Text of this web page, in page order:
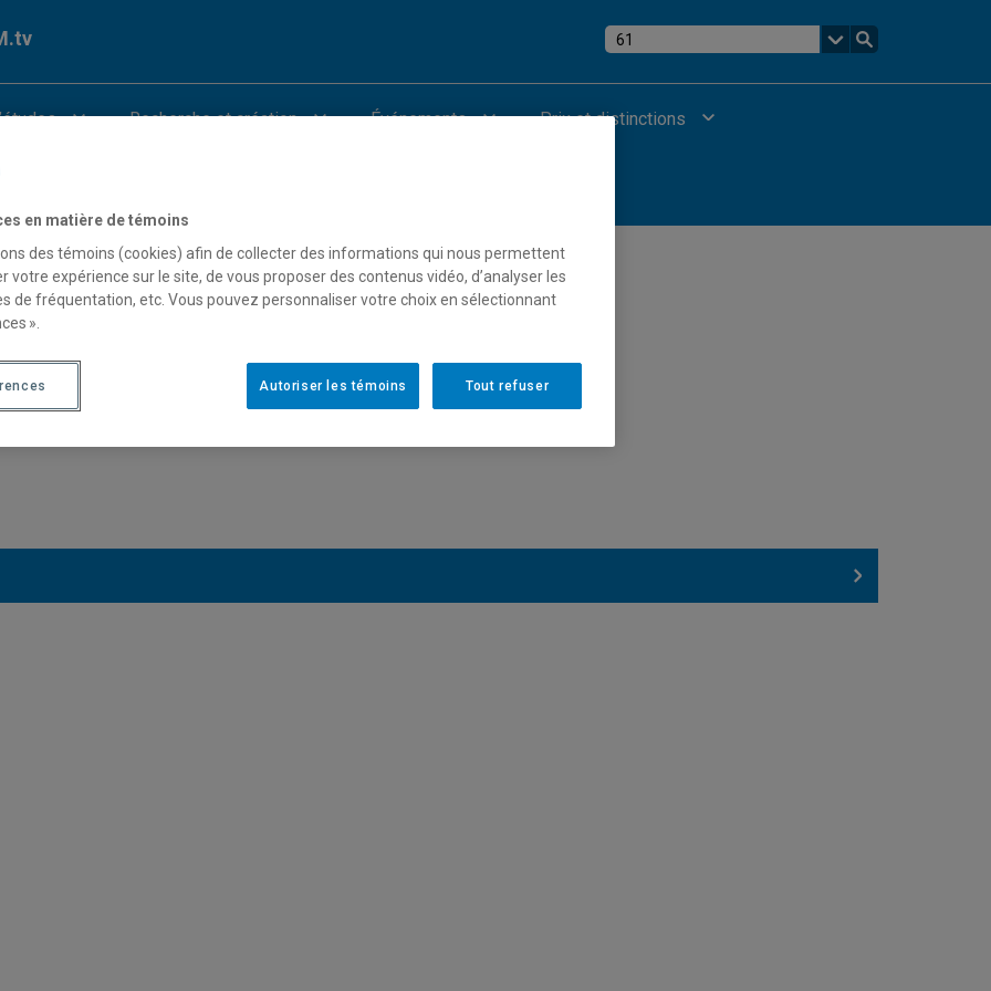
Recherche et création Événements Prix et distinctions
en matière de témoins
des témoins (cookies) afin de collecter des informations qui nous permettent
votre expérience sur le site, de vous proposer des contenus vidéo, d’analyser les
de fréquentation, etc. Vous pouvez personnaliser votre choix en sélectionnant
».
Tout refuser
Autoriser les témoins